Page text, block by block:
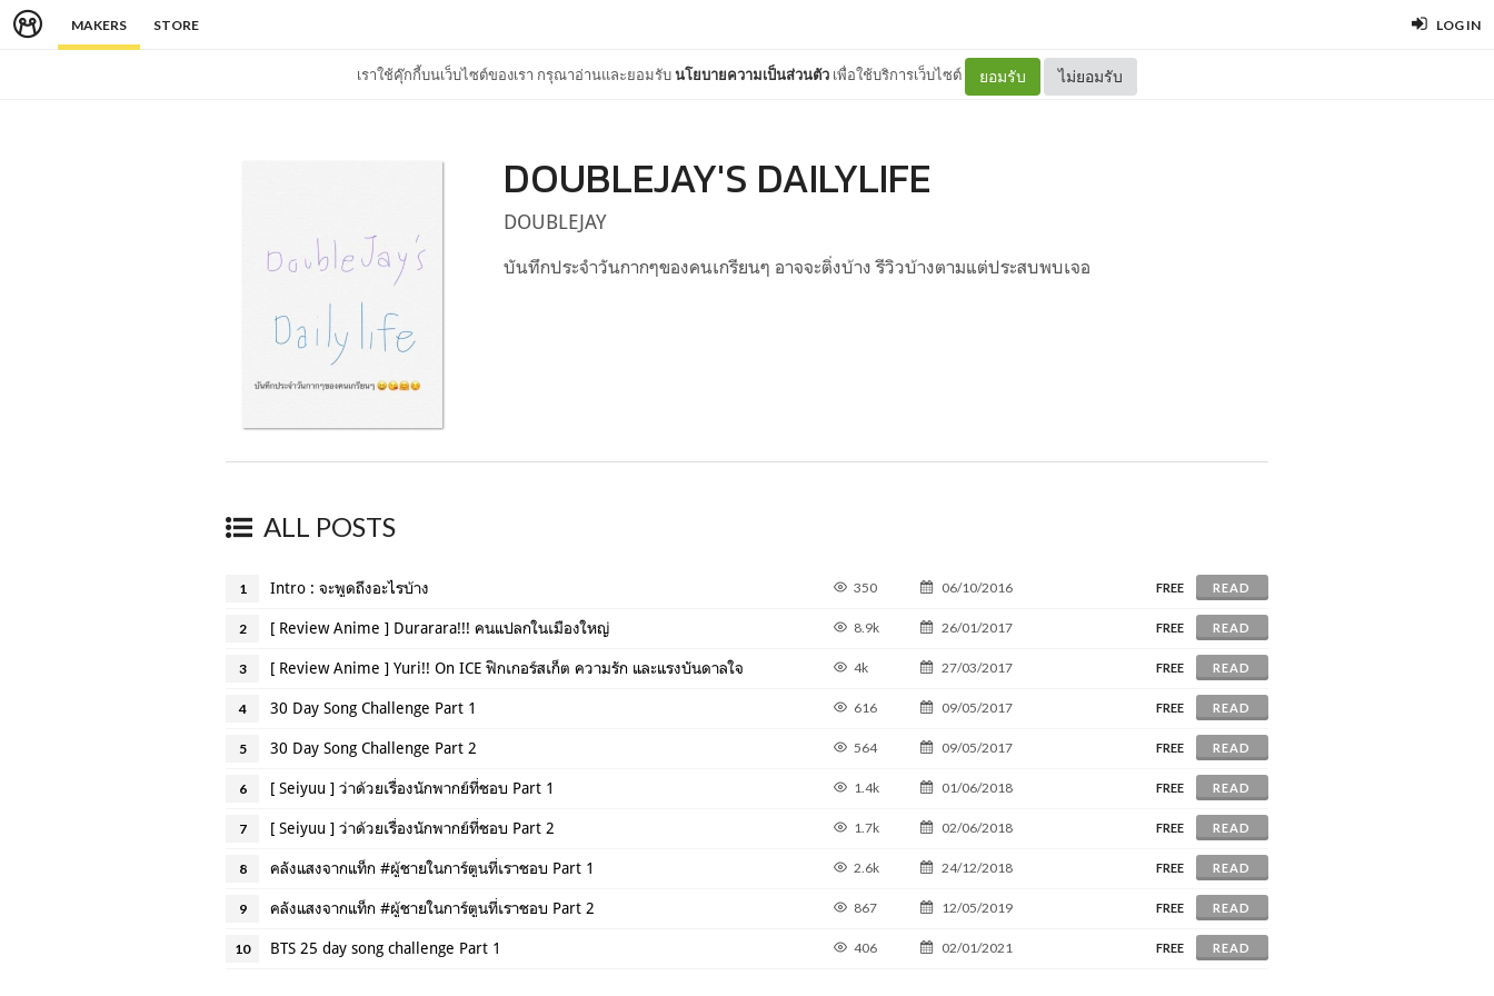
MAKERS STORE LOG IN
เราใช้คุ๊กกี้บนเว็บไซต์ของเรา กรุณาอ่านและยอมรับนโยบายความเป็นส่วนตัว เพื่อใช้บริการเว็บไซต์ ยอมรับ ไม่ยอมรับ
DOUBLEJAY'S DAILYLIFE
DOUBLEJAY
บันทึกประจำวันกากๆของคนเกรียนๆ อาจจะติ่งบ้าง รีวิวบ้างตามแต่ประสบพบเจอ
ALL POSTS
1 Intro : จะพูดถึงอะไรบ้าง 350 06/10/2016 FREE READ
2 [ Review Anime ] Durarara!!! คนแปลกในเมืองใหญ่ 8.9k 26/01/2017 FREE READ
3 [ Review Anime ] Yuri!! On ICE ฟิกเกอร์สเก็ต ความรัก และแรงบันดาลใจ 4k 27/03/2017 FREE READ
4 30 Day Song Challenge Part 1 616 09/05/2017 FREE READ
5 30 Day Song Challenge Part 2 564 09/05/2017 FREE READ
6 [ Seiyuu ] ว่าด้วยเรื่องนักพากย์ที่ชอบ Part 1 1.4k 01/06/2018 FREE READ
7 [ Seiyuu ] ว่าด้วยเรื่องนักพากย์ที่ชอบ Part 2 1.7k 02/06/2018 FREE READ
8 คลังแสงจากแท็ก #ผู้ชายในการ์ตูนที่เราชอบ Part 1 2.6k 24/12/2018 FREE READ
9 คลังแสงจากแท็ก #ผู้ชายในการ์ตูนที่เราชอบ Part 2 867 12/05/2019 FREE READ
10 BTS 25 day song challenge Part 1 406 02/01/2021 FREE READ